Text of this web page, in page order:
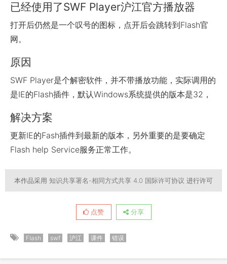
已经使用了SWF Player沪江官方播放器
打开后仍然是一个叹号的图标，点开后会跳转到Flash官
网。
原因
SWF Player是个解密软件，并不带播放功能，实际调用的
是IE的Flash插件，默认Windows系统提供的版本是32，
解决方案
更新IE的Fash插件到最新的版本，另外重要的是要确定
Flash help Service服务正常工作。
本作品采用 知识共享署名-相同方式共享 4.0 国际许可协议 进行许可
点赞 分享
Flash swf 沪江 课件 错误